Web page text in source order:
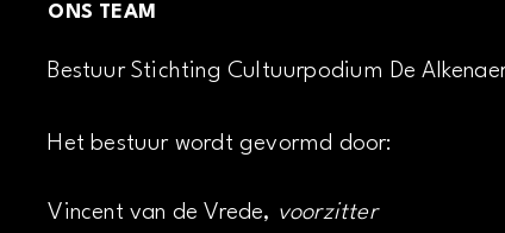
ONS TEAM
Bestuur Stichting Cultuurpodium De
Het bestuur wordt gevormd door:
Vincent van de Vrede, voorzitter